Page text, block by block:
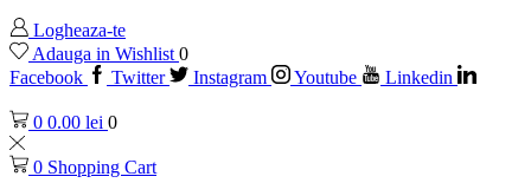
Logheaza-te
Adauga in Wishlist 0
Facebook
Twitter Instagram Youtube Linkedin
0 0.00 lei 0
0 Shopping Cart